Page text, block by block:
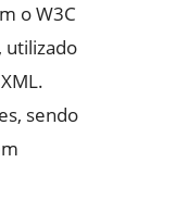
o W3C
utilizado
sendo